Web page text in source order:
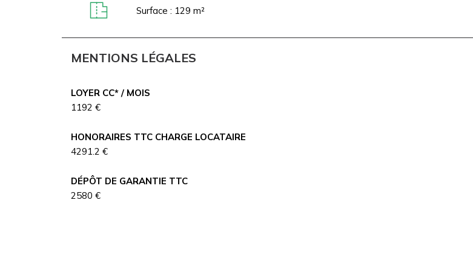
Surface : 129 m²
MENTIONS LÉGALES
LOYER CC* / MOIS
1192 €
HONORAIRES TTC CHARGE LOCATAIRE
4291.2 €
DÉPÔT DE GARANTIE TTC
2580 €